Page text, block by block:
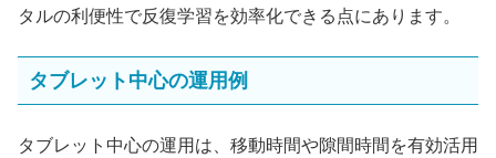
タルの利便性で反復学習を効率化できる点にあります。
タブレット中心の運用例
タブレット中心の運用は、移動時間や隙間時間を有効活用